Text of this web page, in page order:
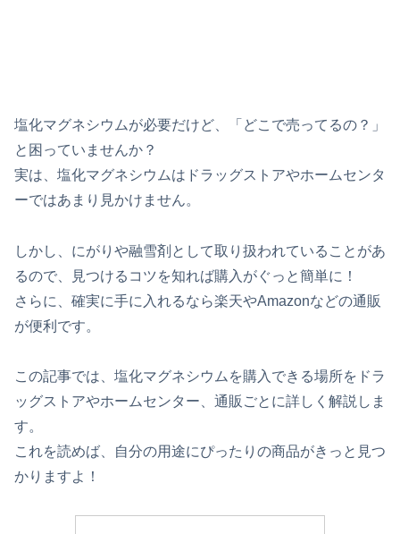
塩化マグネシウムが必要だけど、「どこで売ってるの？」
と困っていませんか？
実は、塩化マグネシウムはドラッグストアやホームセンタ
ーではあまり見かけません。
しかし、にがりや融雪剤として取り扱われていることがあ
るので、見つけるコツを知れば購入がぐっと簡単に！
さらに、確実に手に入れるなら楽天やAmazonなどの通販
が便利です。
この記事では、塩化マグネシウムを購入できる場所をドラ
ッグストアやホームセンター、通販ごとに詳しく解説しま
す。
これを読めば、自分の用途にぴったりの商品がきっと見つ
かりますよ！